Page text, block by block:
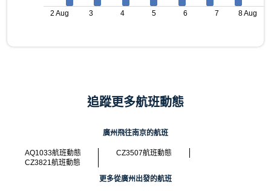
2 Aug 3 4 5 6 7 8 Aug
追蹤更多航班動態
廣州飛往南京的航班
AQ1033航班動態
CZ3507航班動態
CZ3821航班動態
更多從廣州出發的航班